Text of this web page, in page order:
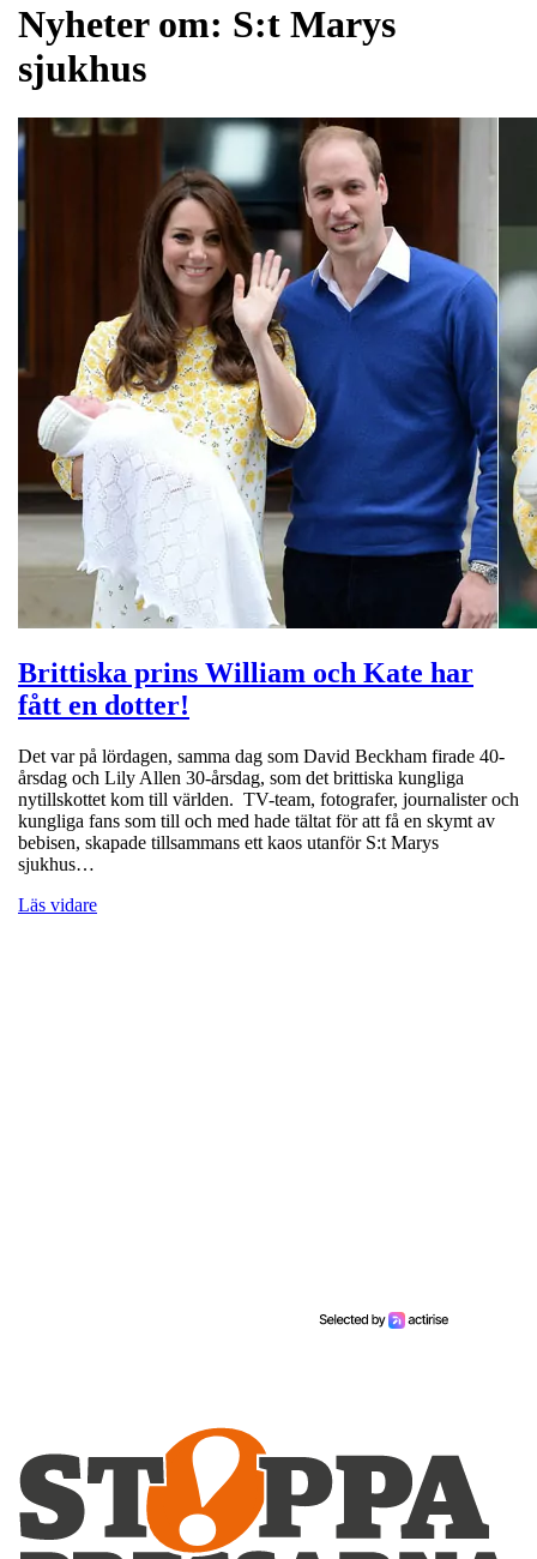
Nyheter om: S:t Marys
sjukhus
Brittiska prins William och Kate har
fått en dotter!
Det var på lördagen, samma dag som David Beckham firade 40-
årsdag och Lily Allen 30-årsdag, som det brittiska kungliga
nytillskottet kom till världen. TV-team, fotografer, journalister och
kungliga fans som till och med hade tältat för att få en skymt av
bebisen, skapade tillsammans ett kaos utanför S:t Marys
sjukhus…
Läs vidare